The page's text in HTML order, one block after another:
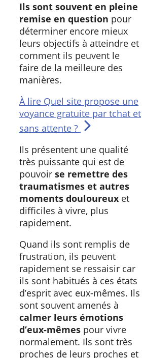
Ils sont souvent en pleine
remise en question pour
déterminer encore mieux
leurs objectifs à atteindre et
comment ils peuvent le
faire de la meilleure des
manières.
À lire Quel site propose une
voyance gratuite par tchat et
sans attente ?
Ils présentent une qualité
très puissante qui est de
pouvoir se remettre des
traumatismes et autres
moments douloureux et
difficiles à vivre, plus
rapidement.
Quand ils sont remplis de
frustration, ils peuvent
rapidement se ressaisir car
ils sont habitués à ces états
d’esprit avec eux-mêmes. Ils
sont souvent amenés à
calmer leurs émotions
d’eux-mêmes pour vivre
normalement. Ils sont très
proches de leurs proches et